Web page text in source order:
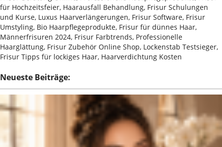
für Hochzeitsfeier, Haarausfall Behandlung, Frisur Schulungen
und Kurse, Luxus Haarverlängerungen, Frisur Software, Frisur
Umstyling, Bio Haarpflegeprodukte, Frisur für dünnes Haar,
Männerfrisuren 2024, Frisur Farbtrends, Professionelle
Haarglättung, Frisur Zubehör Online Shop, Lockenstab Testsieger,
Frisur Tipps für lockiges Haar, Haarverdichtung Kosten
Neueste Beiträge: